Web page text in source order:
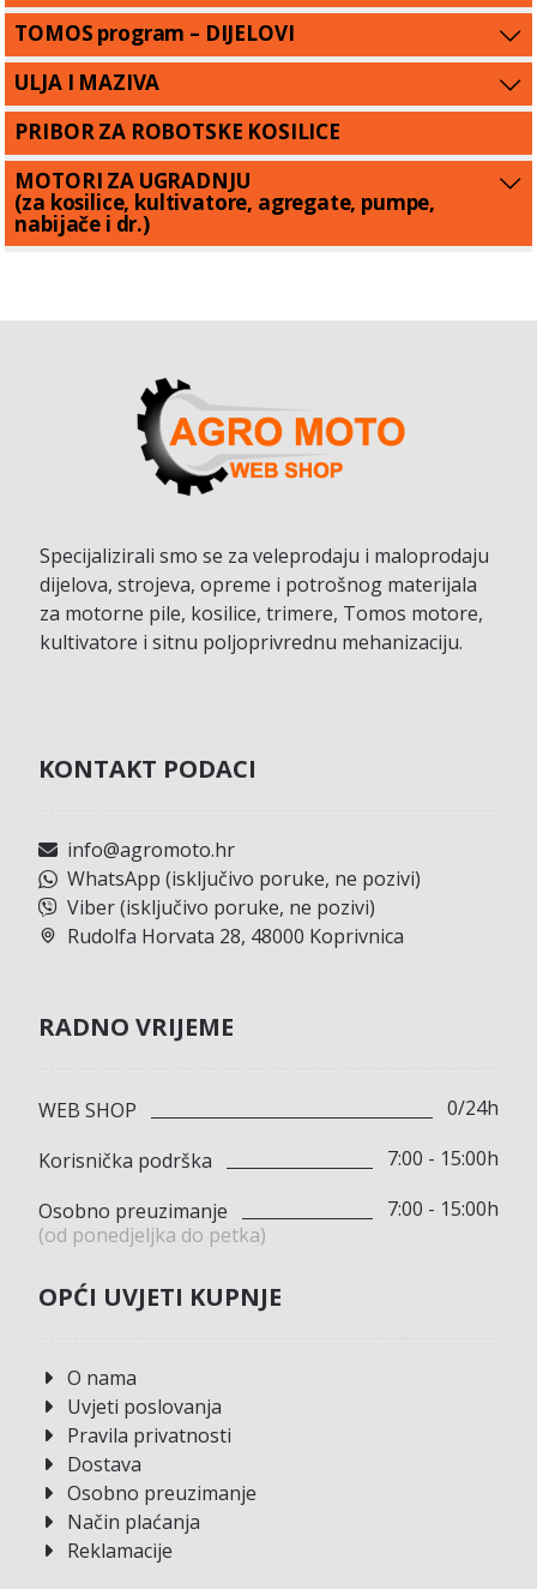
TOMOS program – DIJELOVI
ULJA I MAZIVA
PRIBOR ZA ROBOTSKE KOSILICE
MOTORI ZA UGRADNJU
(za kosilice, kultivatore, agregate, pumpe,
nabijače i dr.)
Specijalizirali smo se za veleprodaju i maloprodaju
dijelova, strojeva, opreme i potrošnog materijala
za motorne pile, kosilice, trimere, Tomos motore,
kultivatore i sitnu poljoprivrednu mehanizaciju.
KONTAKT PODACI
info@agromoto.hr
WhatsApp (isključivo poruke, ne pozivi)
Viber (isključivo poruke, ne pozivi)
Rudolfa Horvata 28, 48000 Koprivnica
RADNO VRIJEME
WEB SHOP
0/24h
Korisnička podrška
7:00 - 15:00h
Osobno preuzimanje
(od ponedjeljka do petka)
7:00 - 15:00h
OPĆI UVJETI KUPNJE
O nama
Uvjeti poslovanja
Pravila privatnosti
Dostava
Osobno preuzimanje
Način plaćanja
Reklamacije